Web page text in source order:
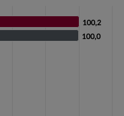
values. Data ranges
100,2
100,2
100,0
100,0